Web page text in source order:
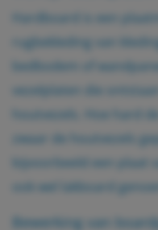
Hardboard is een
rugbekleding van
bedbodem of
vezelplaten die
houtvezels. Hoe hard
zwaar de houtvezels
bijvoorbeeld een plaat
ook wel lakboard
Bewerking van
ons
privacy policy
uw voorkeuren
cookie-